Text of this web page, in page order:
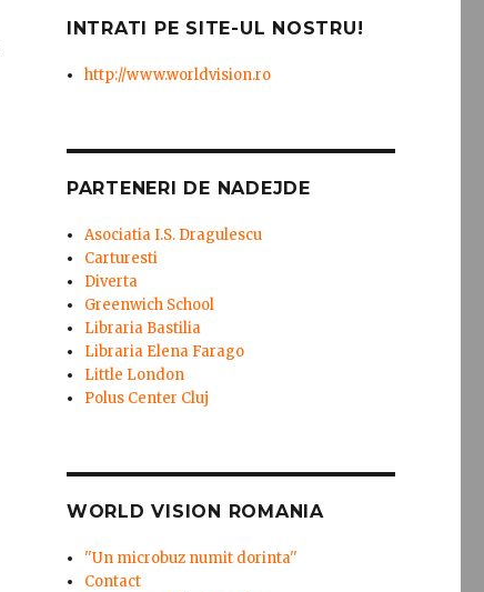
INTRATI PE SITE-UL NOSTRU!
http://www.worldvision.ro
PARTENERI DE NADEJDE
Asociatia I.S. Dragulescu
Carturesti
Diverta
Greenwich School
Libraria Bastilia
Libraria Elena Farago
Little London
Polus Center Cluj
WORLD VISION ROMANIA
''Un microbuz numit dorinta''
Contact